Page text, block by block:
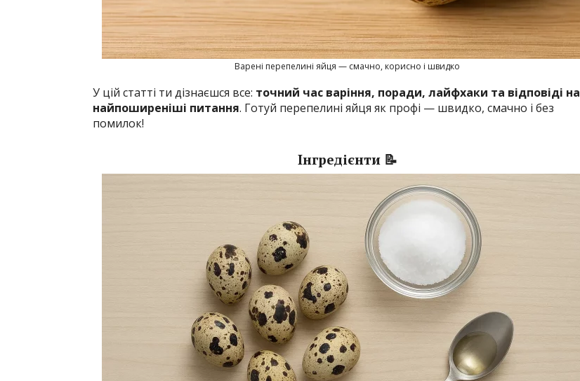
Варені перепелині яйця — смачно, корисно і швидко
У цій статті ти дізнаєшся все: точний час варіння, поради, лайфхаки та відповіді на
найпоширеніші питання. Готуй перепелині яйця як профі — швидко, смачно і без
помилок!
Інгредієнти 📝